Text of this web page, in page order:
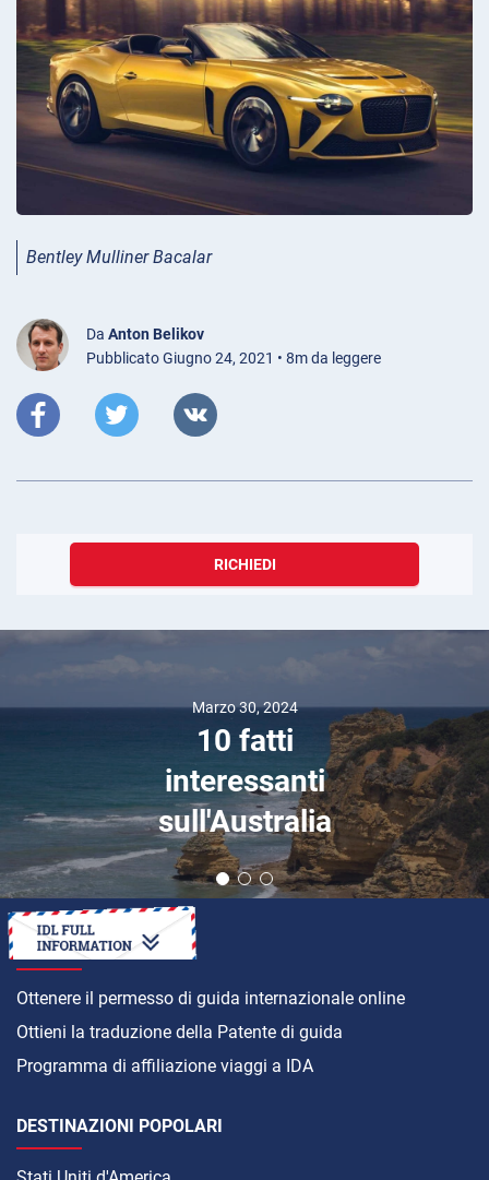
Bentley Mulliner Bacalar
Da Anton Belikov
Pubblicato Giugno 24, 2021 • 8m da leggere
RICHIEDI
Febbraio 04, 2019
L'Evoluzione dei
Fari
Automobilistici:
Dal Cherosene
alla Tecnologia
Laser
COME
Ottenere il permesso di guida internazionale online
Ottieni la traduzione della Patente di guida
Programma di affiliazione viaggi a IDA
DESTINAZIONI POPOLARI